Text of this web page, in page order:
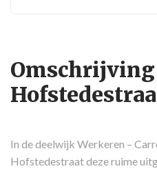
Omschrijving
In de deelwijk Werkeren –
Hofstedestraat deze ruime